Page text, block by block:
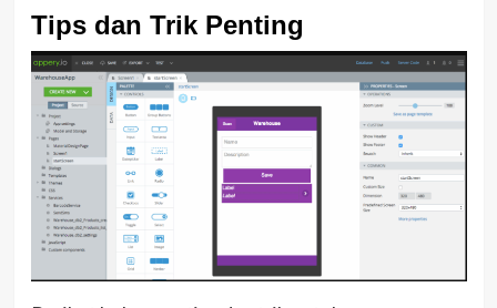
Tips dan Trik Penting